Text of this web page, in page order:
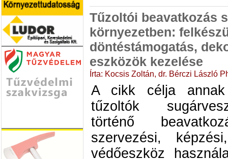
Tűzoltói beavatkozás
környezetben:
döntéstámogatás,
eszközök kezelése
Írta: Kocsis Zoltán, dr. Bérczi László
A cikk célja
tűzoltók
történő
szervezési,
védőeszköz